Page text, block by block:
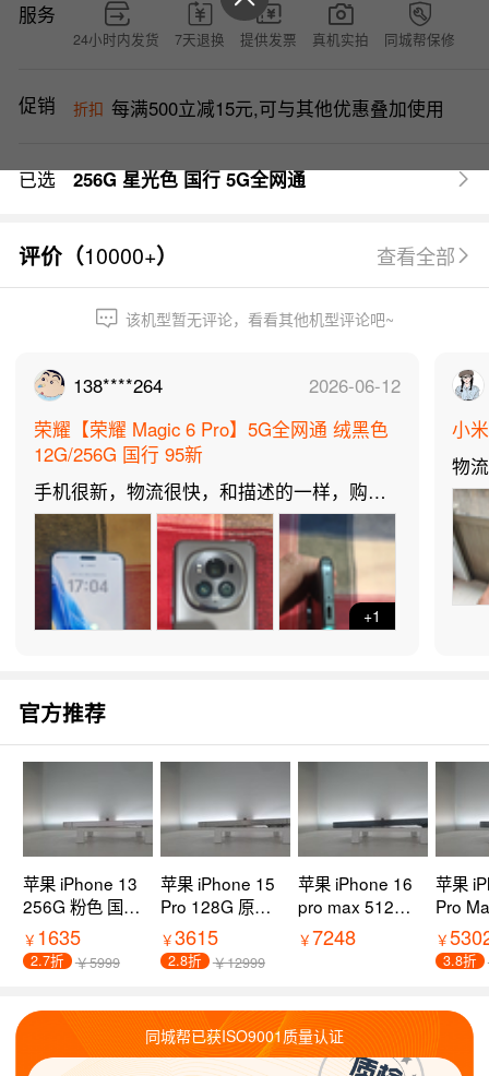
服务
24小时内发货 7天退换 提供发票 真机实拍 同城帮保修
促销 折扣 每满500立减15元,可与其他优惠叠加使用
已选 256G 星光色 国行 5G全网通
评价（10000+） 查看全部
该机型暂无评论，看看其他机型评论吧~
138****264
2026-06-12
荣耀【荣耀 Magic 6 Pro】5G全网通 绒黑色
12G/256G 国行 95新
手机很新，物流很快，和描述的一样，购买
多次了！
+1
小
物
买
官方推荐
苹果 iPhone 13
256G 粉色 国行
9新 5G全网通
过保
￥ 1635
2.7折 ￥5999
苹果 iPhone 15
Pro 128G 原色
钛金属 国行 8新
5G全网通 过保
￥3615
2.8折 ￥12999
苹果 iPhone 16
pro max 512G
黑色钛金属 国行
9新 5G全网通
￥7248
苹果
Pro
黑色
99新
过保
￥
3.8折
同城帮已获ISO9001质量认证